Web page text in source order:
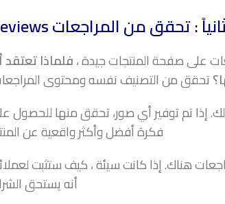
: تحقق من المراجعات Reviews
على صفحة المنتجات جيدة ،فلماذا تعتقد
تحقق من التصنيف نفسه ومحتوى
إذا تم توفير أي صور، تحقق منها للحصول
فكرة أفضل وأكثر واقعية عن
هناك. إذا كانت سيئة ، كيف ستثبت
أنه يستحق